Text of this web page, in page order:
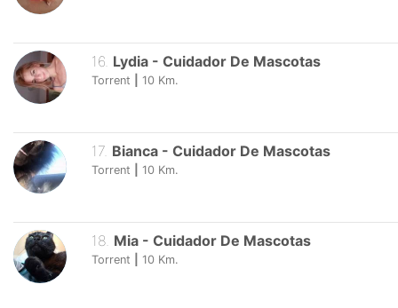
16 Lydia - Cuidador De Mascotas
Torrent 10 Km.
17. Bianca - Cuidador De Mascotas
Torrent 10 Km.
18. Mia - Cuidador De Mascotas
Torrent 10 Km.